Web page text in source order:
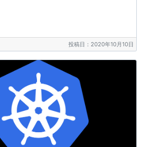
投稿日：2020年10月10日